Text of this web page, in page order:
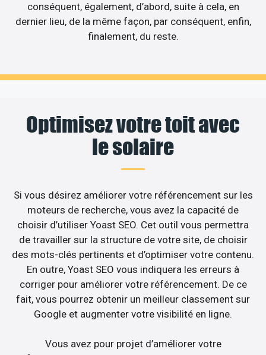
conséquent, également, d’abord, suite à cela, en
dernier lieu, de la même façon, par conséquent, enfin,
finalement, du reste.
Optimisez votre toit avec
le solaire
Si vous désirez améliorer votre référencement sur les
moteurs de recherche, vous avez la capacité de
choisir d’utiliser Yoast SEO. Cet outil vous permettra
de travailler sur la structure de votre site, de choisir
des mots-clés pertinents et d’optimiser votre contenu.
En outre, Yoast SEO vous indiquera les erreurs à
corriger pour améliorer votre référencement. De ce
fait, vous pourrez obtenir un meilleur classement sur
Google et augmenter votre visibilité en ligne.
Vous avez pour projet d’améliorer votre